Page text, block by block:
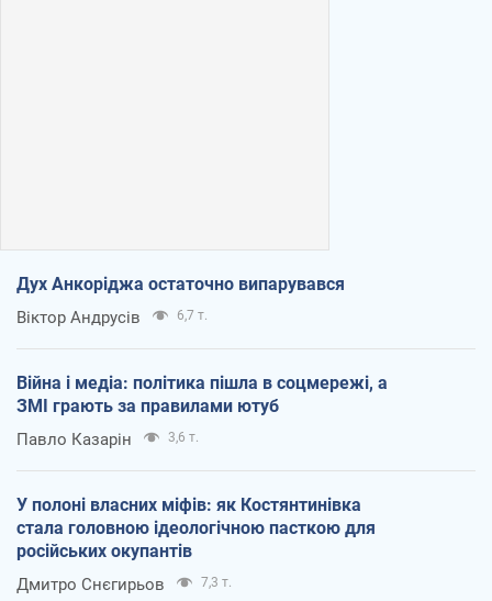
Дух Анкоріджа остаточно випарувався
Віктор Андрусів 6,7 т.
Війна і медіа: політика пішла в соцмережі, а
ЗМІ грають за правилами ютуб
Павло Казарін 3,6 т.
У полоні власних міфів: як Костянтинівка
стала головною ідеологічною пасткою для
російських окупантів
Дмитро Снєгирьов 7,3 т.